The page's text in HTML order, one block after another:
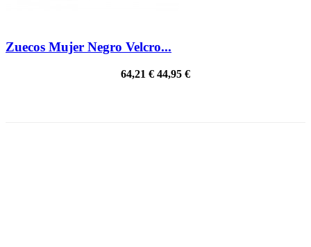
Zuecos Mujer Negro Velcro...
64,21 € 44,95 €